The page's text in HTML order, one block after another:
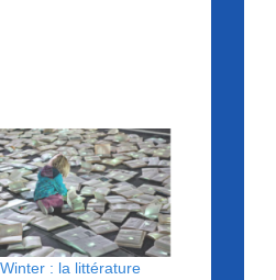
: la littérature